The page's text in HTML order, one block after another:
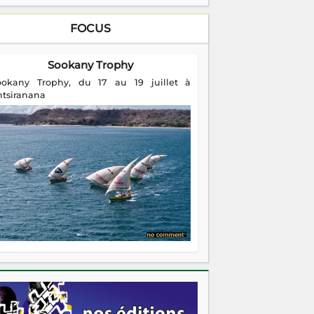
FOCUS
Sookany Trophy
Trophy, du 17 au 19 juillet à